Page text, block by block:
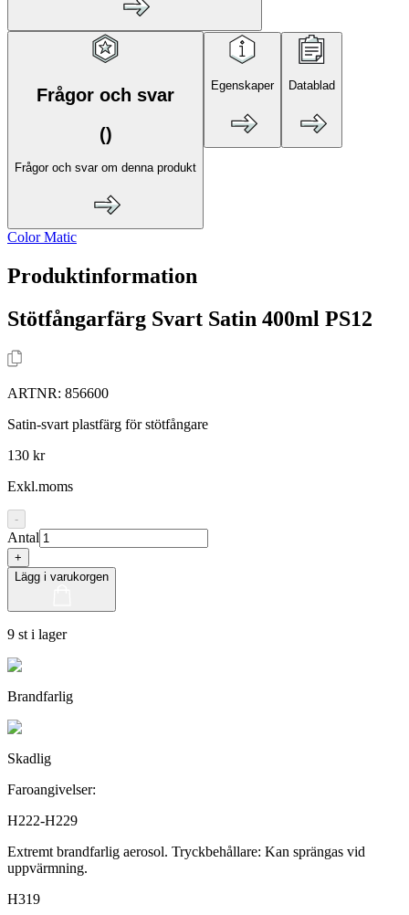
Frågor och svar
()
Frågor och svar om denna produkt
Egenskaper Datablad
Color Matic
Produktinformation
Stötfångarfärg Svart Satin 400ml PS12
ARTNR: 856600
Satin-svart plastfärg för stötfångare
130 kr
Exkl.moms
-
Antal
+
Lägg i varukorgen
9 st i lager
Brandfarlig
Skadlig
Faroangivelser:
H222-H229
Extremt brandfarlig aerosol. Tryckbehållare: Kan sprängas vid
uppvärmning.
H319